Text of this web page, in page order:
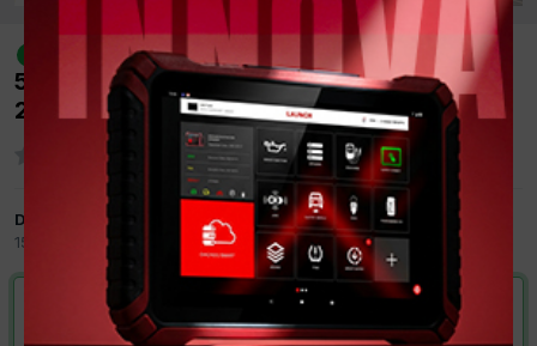
[toyota yaris 11/2005 1364cc 1nd tv
55Kw Diesel] si spegne cod guasto p1229 +
2900
Da najo76
15 Luglio 2015
Meccatronica
VAI ALLA SOLUZIONE